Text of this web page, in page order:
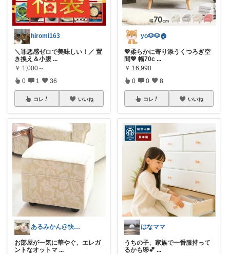
hiromi163
＼罪悪感ゼロで美味しい！／ 置
き換え＆小腹 ...
￥ 1,000～
0 1 36
コレ いいね
あるみかん@快適な在宅ワーク＆デスク環境
お部屋が一気に華やぐ、エレガ
ントなオットマ ...
yo🐶🐶🏠
💖柔らかに寄り添うくつろぎ空
間💖 幅70c ...
￥ 16,990
0 0 8
コレ いいね
はなママ
うちの子、家族で一番服持って
るかも🤣💕 ...